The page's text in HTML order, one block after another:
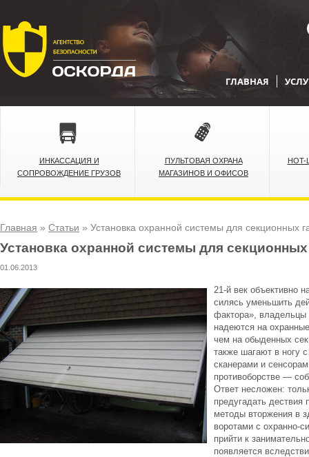
ГЛАВНАЯ
ИНКАССАЦИЯ И
СОПРОВОЖДЕНИЕ ГРУЗОВ
ПУЛЬТОВАЯ ОХРАНА
МАГАЗИНОВ И ОФИСОВ
Главная » Статьи » Установка охранной системы для секционных
Установка охранной системы для
01.06.2013
21-й век объективно
силясь уменьшить
фактора»,
надеются на
чем на обыденных
также шагают в ногу
сканерами и
противоборстве —
Ответ несложен:
предугадать дествия
методы вторжения в
воротами с охранно-
прийти к
появляется